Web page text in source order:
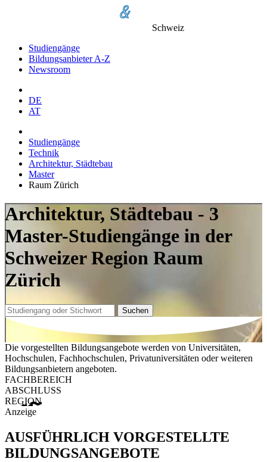
Schweiz
Studiengänge
Bildungsanbieter A-Z
Newsroom
DE
AT
Studiengänge
Technik
Architektur, Städtebau
Master
Raum Zürich
Architektur, Städtebau - 3
Master-Studiengänge in der
Schweizer Region Raum
Zürich
Suchen
Die vorgestellten Bildungsangebote werden von Universitäten,
Hochschulen, Fachhochschulen, Privatuniversitäten oder weiteren
Bildungsanbietern angeboten.
FACHBEREICH
ABSCHLUSS
REGION
Anzeige
AUSFÜHRLICH VORGESTELLTE
BILDUNGSANGEBOTE